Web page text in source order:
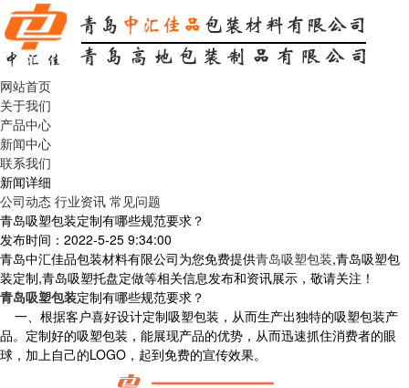
网站首页
关于我们
产品中心
新闻中心
联系我们
新闻详细
公司动态 行业资讯 常见问题
青岛吸塑包装定制有哪些规范要求？
发布时间：2022-5-25 9:34:00
青岛中汇佳品包装材料有限公司为您免费提供青岛吸塑包装,青岛吸塑包
装定制,青岛吸塑托盘定做等相关信息发布和资讯展示，敬请关注！
青岛吸塑包装定制有哪些规范要求？
一、根据客户喜好设计定制吸塑包装，从而生产出独特的吸塑包装产
品。定制好的吸塑包装，能展现产品的优势，从而迅速抓住消费者的眼
球，加上自己的LOGO，起到免费的宣传效果。